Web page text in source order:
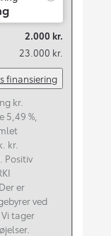
2.000 kr.
23.000 kr.
finansiering
kr.
kr.
Positiv
er
tager